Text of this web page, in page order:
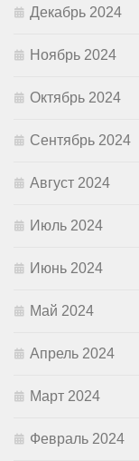
Декабрь 2024
Ноябрь 2024
Октябрь 2024
Сентябрь 2024
Август 2024
Июль 2024
Июнь 2024
Май 2024
Апрель 2024
Март 2024
Февраль 2024